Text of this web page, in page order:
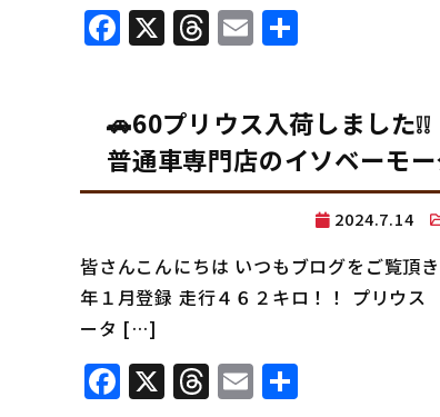
Facebook
X Threads
Email
🚗60プリウス入荷しました
普通車専門店のイソベーモー
2024.7.14
皆さんこんにちは いつもブログをご覧頂
年１月登録 走行４６２キロ！！ プリウ
ータ […]
Facebook
X Threads
Email